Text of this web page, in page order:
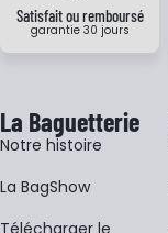
Satisfait ou remboursé
garantie 30 jours
La Baguetterie
Notre histoire
La BagShow
​Télécharger le